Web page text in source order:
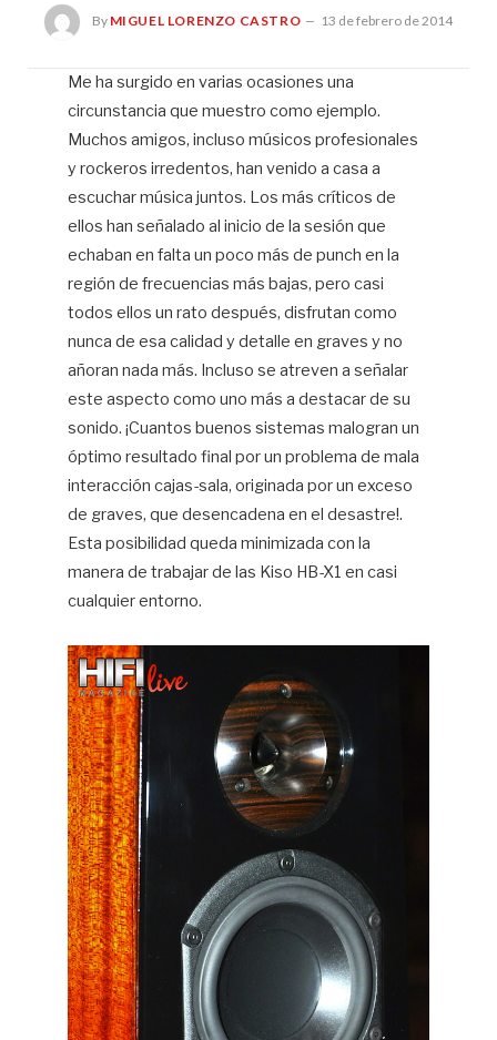
By MIGUEL LORENZO CASTRO 13 de febrero de 2014
Me ha surgido en varias ocasiones una
circunstancia que muestro como ejemplo.
Muchos amigos, incluso músicos profesionales
y rockeros irredentos, han venido a casa a
escuchar música juntos. Los más críticos de
ellos han señalado al inicio de la sesión que
echaban en falta un poco más de punch en la
región de frecuencias más bajas, pero casi
todos ellos un rato después, disfrutan como
nunca de esa calidad y detalle en graves y no
añoran nada más. Incluso se atreven a señalar
este aspecto como uno más a destacar de su
sonido. ¡Cuantos buenos sistemas malogran un
óptimo resultado final por un problema de mala
interacción cajas-sala, originada por un exceso
de graves, que desencadena en el desastre!.
Esta posibilidad queda minimizada con la
manera de trabajar de las Kiso HB-X1 en casi
cualquier entorno.